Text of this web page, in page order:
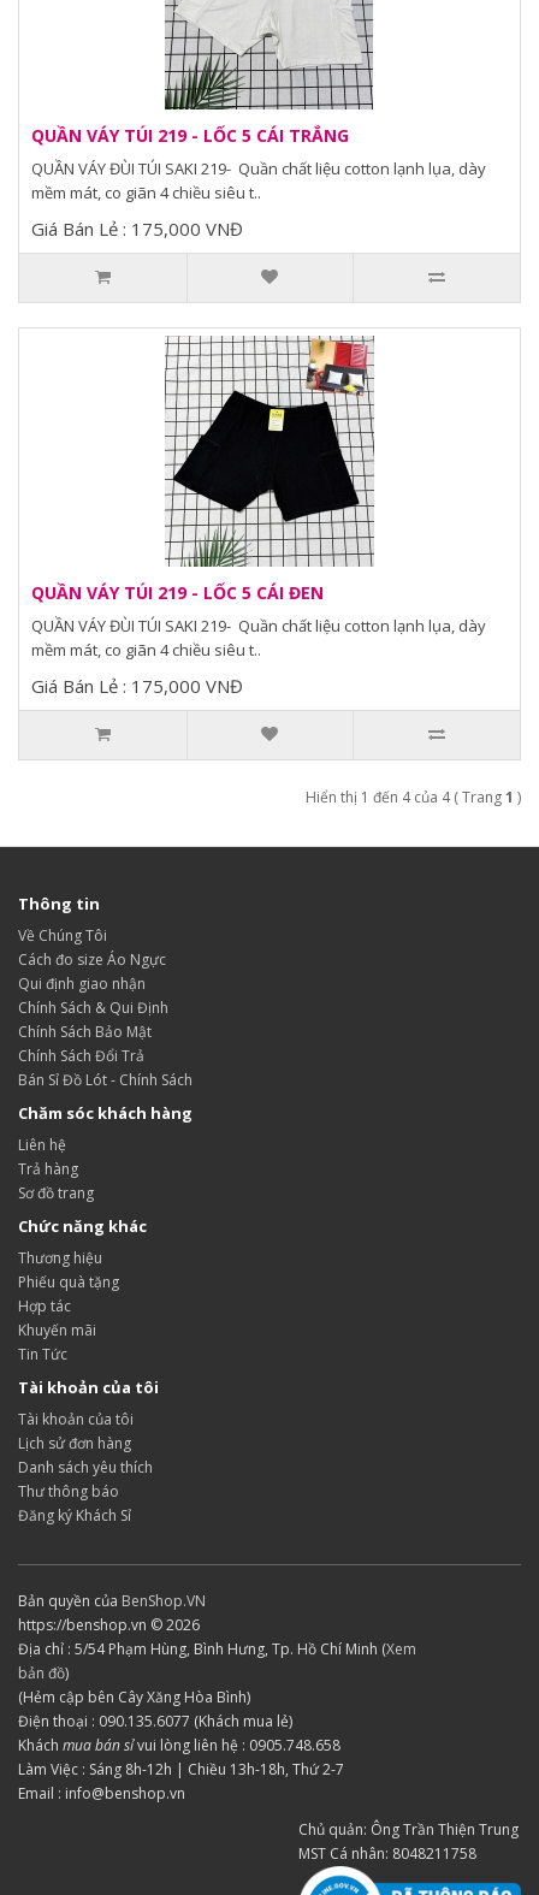
QUẦN VÁY TÚI 219 - LỐC 5 CÁI TRẮNG
QUẦN VÁY ĐÙI TÚI SAKI 219- Quần chất liệu cotton lạnh lụa, dày
mềm mát, co giãn 4 chiều siêu t..
Giá Bán Lẻ : 175,000 VNĐ
QUẦN VÁY TÚI 219 - LỐC 5 CÁI ĐEN
QUẦN VÁY ĐÙI TÚI SAKI 219- Quần chất liệu cotton lạnh lụa, dày
mềm mát, co giãn 4 chiều siêu t..
Giá Bán Lẻ : 175,000 VNĐ
Hiển thị 1 đến 4 của 4 ( Trang1 )
Thông tin
Về Chúng Tôi
Cách đo size Áo Ngực
Qui định giao nhận
Chính Sách & Qui Định
Chính Sách Bảo Mật
Chính Sách Đổi Trả
Bán Sỉ Đồ Lót - Chính Sách
Chăm sóc khách hàng
Liên hệ
Trả hàng
Sơ đồ trang
Chức năng khác
Thương hiệu
Phiếu quà tặng
Hợp tác
Khuyến mãi
Tin Tức
Tài khoản của tôi
Tài khoản của tôi
Lịch sử đơn hàng
Danh sách yêu thích
Thư thông báo
Đăng ký Khách Sỉ
Bản quyền của BenShop.VN
https://benshop.vn © 2026
Địa chỉ : 5/54 Phạm Hùng, Bình Hưng, Tp. Hồ Chí Minh (Xem
bản đồ)
(Hẻm cập bên Cây Xăng Hòa Bình)
Điện thoại : 090.135.6077 (Khách mua lẻ)
Khách mua bán sỉvui lòng liên hệ : 0905.748.658
Làm Việc : Sáng 8h-12h | Chiều 13h-18h, Thứ 2-7
Email : info@benshop.vn
Chủ quản: Ông Trần Thiện Trung
MST Cá nhân: 8048211758